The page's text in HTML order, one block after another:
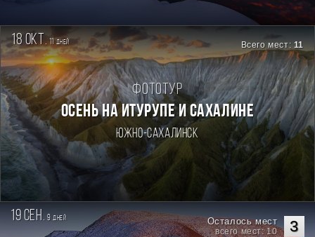
18 окт.11 дней Всего мест: 11
Фототур
ОСЕНЬ НА ИТУРУПЕ И САХАЛИНЕ
Южно-Сахалинск
19 сен. 9дней 3
Осталось мест
всего мест: 10